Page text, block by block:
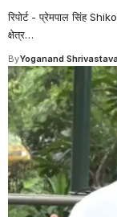
रिपोर्ट - प्रेमपाल सिंह
क्षेत्र…
ByYoganand